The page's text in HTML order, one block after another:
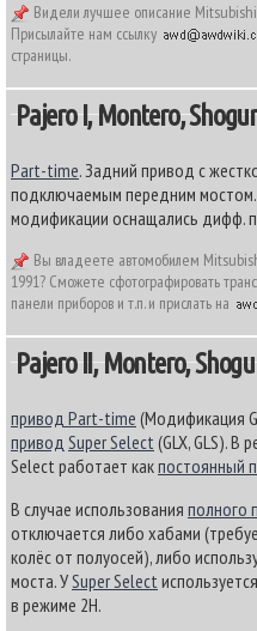
Видели лучшее описание
Присылайте нам ссылку
страницы.
Pajero I, Montero,
Part-time. Задний привод с
подключаемым передним
модификации оснащались дифф.
Вы владеете автомобилем
1991? Сможете сфотографировать
панели приборов и т.п. и прислать на
Pajero II, Montero,
привод Part-time (Модификация
привод Super Select (GLX, GLS). В
Select работает какпостоянный
В случае использования полного
отключается либо хабами
колёс от полуосей), либо
моста. УSuper Select
в режиме 2H.